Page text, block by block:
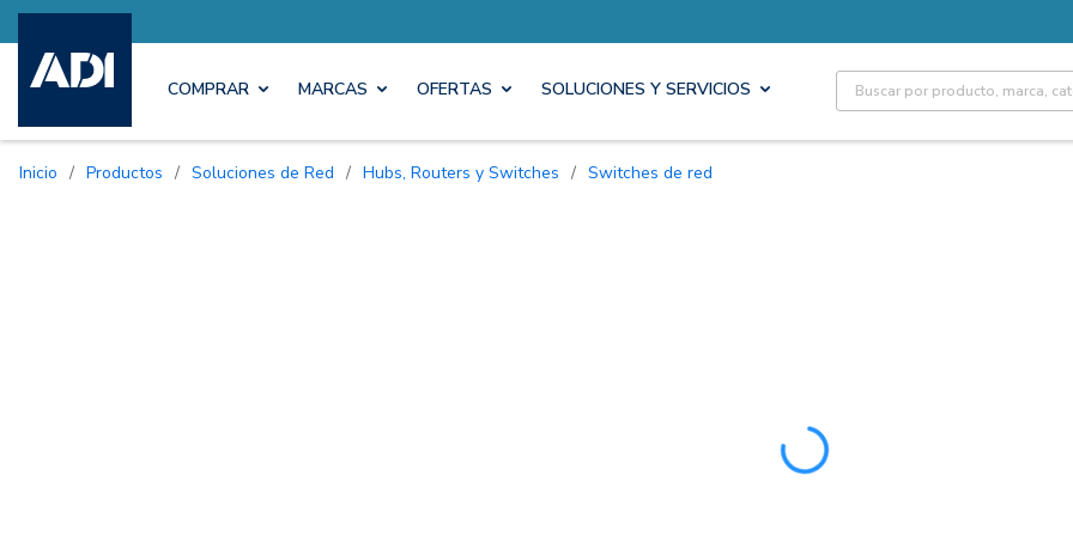
COMPRAR MARCAS OFERTAS SOLUCIONES Y SERVICIOS Site Search
Inicio / Productos / Soluciones de Red / Hubs, Routers y Switches / Switches de red